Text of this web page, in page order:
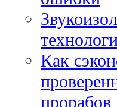
Как
прорабов